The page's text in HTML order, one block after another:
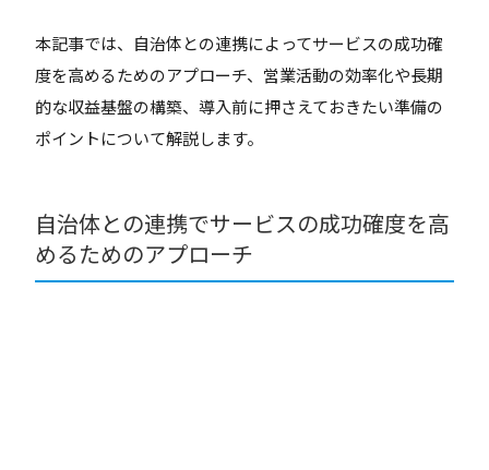
本記事では、自治体との連携によってサービスの成功確
度を高めるためのアプローチ、営業活動の効率化や長期
的な収益基盤の構築、導入前に押さえておきたい準備の
ポイントについて解説します。
自治体との連携でサービスの成功確度を高
めるためのアプローチ